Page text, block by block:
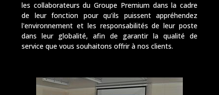
les collaborateurs du Groupe Premium dans la cadre
de leur fonction pour qu'ils puissent appréhendez
l'environnement et les responsabilités de leur poste
dans leur globalité, afin de garantir la qualité de
service que vous souhaitons offrir à nos clients.